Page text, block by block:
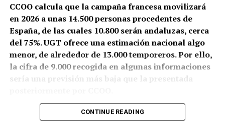
CCOO calcula que la campaña francesa movilizará
en 2026 a unas 14.500 personas procedentes de
España, de las cuales 10.800 serán andaluzas, cerca
del 75%. UGT ofrece una estimación nacional algo
menor, de alrededor de 13.000 temporeros. Por ello,
la cifra de 9.000 recogida en algunas informaciones
sería una previsión más baja que la presentada
Granada y Jaén aportarán conjuntamente unos 8.000
CONTINUE READING